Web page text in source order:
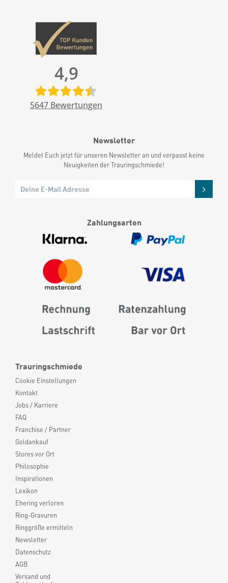
Trauringschmiede
Cookie Einstellungen
Kontakt
Jobs / Karriere
FAQ
Franchise / Partner
Goldankauf
Stores vor Ort
Philosophie
Inspirationen
Lexikon
Ehering verloren
Ring-Gravuren
Ringgröße ermitteln
Newsletter
Datenschutz
AGB
Versand und
4,9
5647 Bewertungen
Newsletter
Meldet Euch jetzt für unseren Newsletter an und verpasst keine
Neuigkeiten der Trauringschmiede!
Zahlungsarten